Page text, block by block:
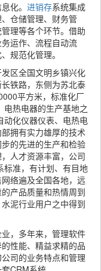
化。 进销存系统集成
仓储管理、财务管
理等各个环节。借助
运作、流程自动流
规范化管理。
区全国文明乡镇兴化
铁路，东侧为苏北泰
平方米，标准化厂
热电器的生产基地之
动化仪器仪表、电热电
拥有实力雄厚的技术
的先进的生产和检验
人才资源丰富，公司
标准，有计划、有目地
络遍及全国各地，远
产品质量和热情周到
泥行业用户之中得到
，多年来，管理软件
性能、精益求精的品
司的业务特点和管理